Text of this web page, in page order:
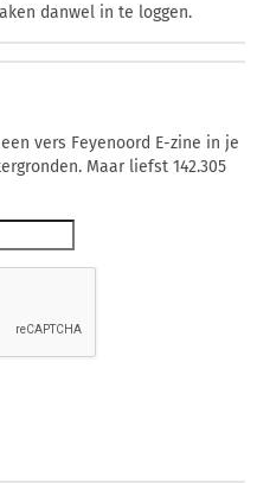
danwel in te loggen.
vers Feyenoord E-zine in je
Maar liefst 142.305